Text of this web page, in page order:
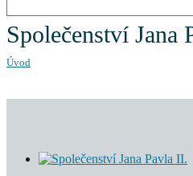
Společenství Jana
Úvod